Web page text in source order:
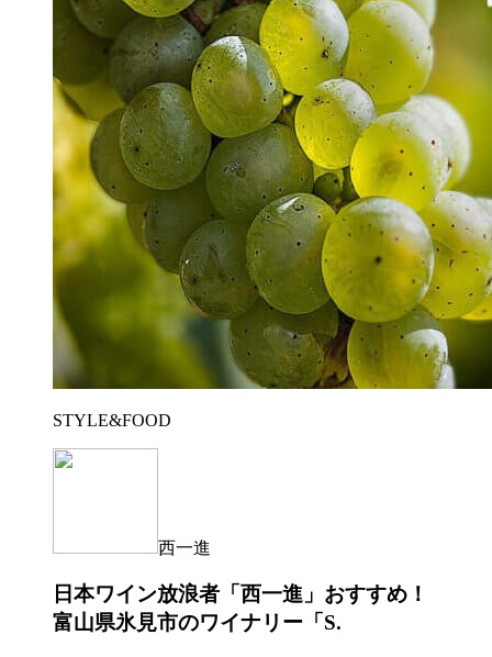
STYLE&FOOD
西一進
日本ワイン放浪者「西一進」おすすめ！
富山県氷見市のワイナリー「S.